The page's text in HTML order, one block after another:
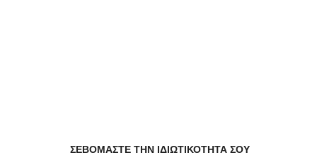
σε Άλιμος
ΣΕΒΟΜΑΣΤΕ ΤΗΝ ΙΔΙΩΤΙΚΟΤΗΤΑ ΣΟΥ